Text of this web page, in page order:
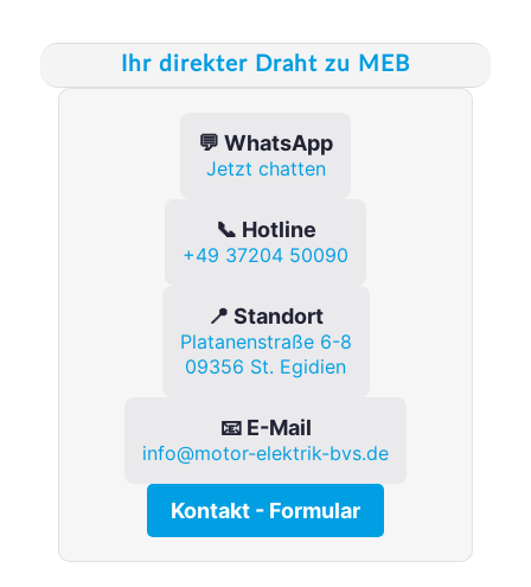
Ihr direkter Draht zu MEB
💬 WhatsApp
Jetzt chatten
📞 Hotline
+49 37204 50090
📍 Standort
Platanenstraße 6-8
09356 St. Egidien
📧 E-Mail
info@motor-elektrik-bvs.de
Kontakt - Formular